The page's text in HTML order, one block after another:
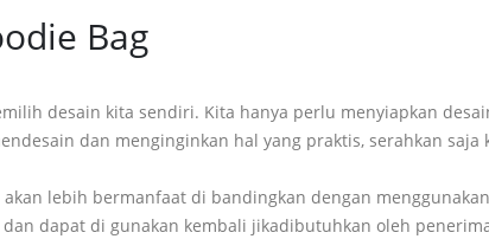
Bag
desain kita sendiri. Kita hanya perlu menyiapkan
dan menginginkan hal yang praktis, serahkan saja
lebih bermanfaat di bandingkan dengan
dapat di gunakan kembali jikadibutuhkan oleh